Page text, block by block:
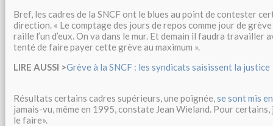
Bref, les cadres de la SNCF ont le blues au point de contester
direction. « Le comptage des jours de repos comme jour de grève
raille l’un d’eux. On va dans le mur. Et demain il faudra travailler
tenté de faire payer cette grève au maximum ».
LIRE AUSSI >Grève à la SNCF : les syndicats saisissent la justice
Résultats certains cadres supérieurs, une poignée,se sont mis
jamais-vu, même en 1995, constate Jean Wieland. Pour
le faire».